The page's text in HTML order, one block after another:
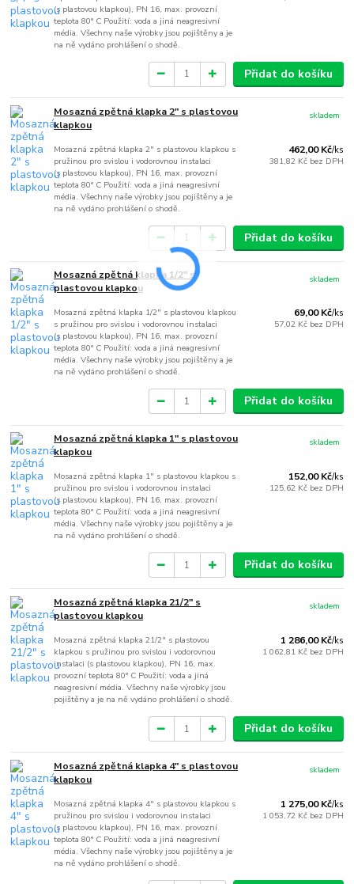
(s plastovou klapkou), PN 16, max. provozní
teplota 80° C Použití: voda a jiná neagresivní
média. Všechny naše výrobky jsou pojištěny a je
na ně vydáno prohlášení o shodě.
Přidat do košíku
Mosazná zpětná klapka 2" s plastovou
klapkou
Mosazná zpětná klapka 2" s plastovou klapkou s
pružinou pro svislou i vodorovnou instalaci
(s plastovou klapkou), PN 16, max. provozní
teplota 80° C Použití: voda a jiná neagresivní
média. Všechny naše výrobky jsou pojištěny a je
na ně vydáno prohlášení o shodě.
462,00 Kč/ks
381,82 Kč bez DPH
skladem
Přidat do košíku
Mosazná zpětná klapka 1/2" s
plastovou klapkou
Mosazná zpětná klapka 1/2" s plastovou klapkou
s pružinou pro svislou i vodorovnou instalaci
(s plastovou klapkou), PN 16, max. provozní
teplota 80° C Použití: voda a jiná neagresivní
média. Všechny naše výrobky jsou pojištěny a je
na ně vydáno prohlášení o shodě.
69,00 Kč/ks
57,02 Kč bez DPH
skladem
Přidat do košíku
Mosazná zpětná klapka 1" s plastovou
klapkou
Mosazná zpětná klapka 1" s plastovou klapkou s
pružinou pro svislou i vodorovnou instalaci
(s plastovou klapkou), PN 16, max. provozní
teplota 80° C Použití: voda a jiná neagresivní
média. Všechny naše výrobky jsou pojištěny a je
na ně vydáno prohlášení o shodě.
152,00 Kč/ks
125,62 Kč bez DPH
skladem
Přidat do košíku
Mosazná zpětná klapka 21/2" s
plastovou klapkou
Mosazná zpětná klapka 21/2" s plastovou
klapkou s pružinou pro svislou i vodorovnou
instalaci (s plastovou klapkou), PN 16, max.
provozní teplota 80° C Použití: voda a jiná
neagresivní média. Všechny naše výrobky jsou
pojištěny a je na ně vydáno prohlášení o shodě.
1 286,00 Kč/ks
1 062,81 Kč bez DPH
skladem
Přidat do košíku
Mosazná zpětná klapka 4" s plastovou
klapkou
Mosazná zpětná klapka 4" s plastovou klapkou s
pružinou pro svislou i vodorovnou instalaci
(s plastovou klapkou), PN 16, max. provozní
teplota 80° C Použití: voda a jiná neagresivní
média. Všechny naše výrobky jsou pojištěny a je
na ně vydáno prohlášení o shodě.
1 275,00 Kč/ks
1 053,72 Kč bez DPH
skladem